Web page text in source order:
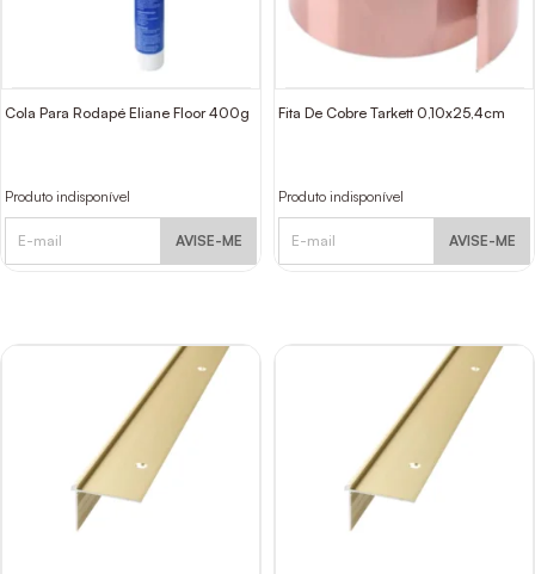
Cola Para Rodapé Eliane Floor 400g
Produto indisponível
AVISE-ME
Fita De Cobre Tarkett 0,10x25,4cm
Produto indisponível
AVISE-ME